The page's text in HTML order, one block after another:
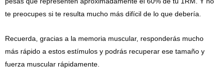
te preocupes si te resulta mucho más difícil de lo que debería.
Recuerda, gracias a la memoria muscular, responderás mucho
más rápido a estos estímulos y podrás recuperar ese tamaño y
fuerza muscular rápidamente.